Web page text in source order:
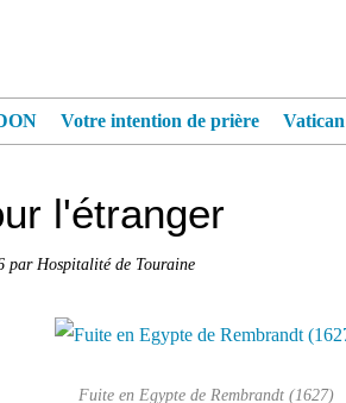
Votre intention de prière
l'étranger
par Hospitalité de Touraine
Fuite en Egypte de Rembrandt (1627)